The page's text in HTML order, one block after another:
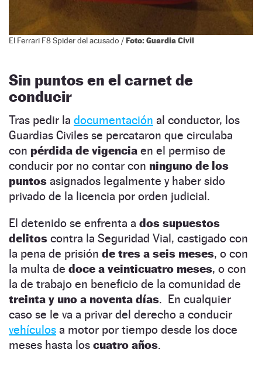
El Ferrari F8 Spider del acusado /Foto: Guardia Civil
Sin puntos en el carnet de
conducir
Tras pedir la documentación al conductor, los
Guardias Civiles se percataron que circulaba
con pérdida de vigencia en el permiso de
conducir por no contar con ninguno de los
puntos asignados legalmente y haber sido
privado de la licencia por orden judicial.
El detenido se enfrenta a dos supuestos
delitos contra la Seguridad Vial, castigado con
la pena de prisión de tres a seis meses, o con
la multa de doce a veinticuatro meses, o con
la de trabajo en beneficio de la comunidad de
treinta y uno a noventa días. En cualquier
caso se le va a privar del derecho a conducir
vehículos a motor por tiempo desde los doce
meses hasta los cuatro años.